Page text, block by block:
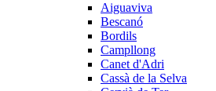
Aiguaviva
Bescanó
Bordils
Campllong
Canet d'Adri
Cassà de la Selva